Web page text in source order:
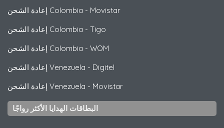
إعادة الشحن Colombia - Movistar
إعادة الشحن Colombia - Tigo
إعادة الشحن Colombia - WOM
إعادة الشحن Venezuela - Digitel
إعادة الشحن Venezuela - Movistar
البطاقات الهدايا الأكثر رواجًا